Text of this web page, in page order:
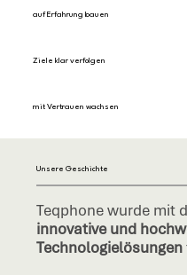
auf Erfahrung bauen
Ziele klar verfolgen
mit Vertrauen wachsen
Unsere Geschichte
Teqphone wurde mit
innovative und
Technologielösungen